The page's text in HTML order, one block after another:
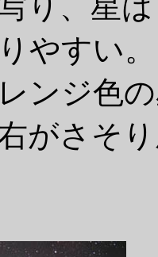
やすい。
ンジ色
がさそ